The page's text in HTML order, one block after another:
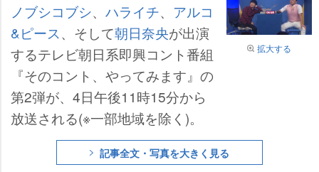
拡大する
ノブシコブシ、 ハライチ、 アルコ
&ピース、そして朝日奈央が出演
するテレビ朝日系即興コント番組
『そのコント、やってみます』の
第2弾が、4日午後11時15分から
放送される(※一部地域を除く)。
記事全文・写真を大きく見る